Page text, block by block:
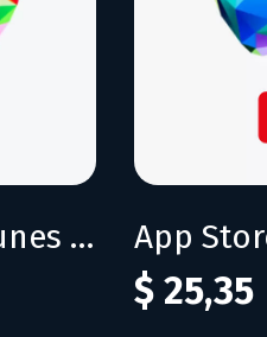
App Store & iTunes 800 TRY
$ 25,35